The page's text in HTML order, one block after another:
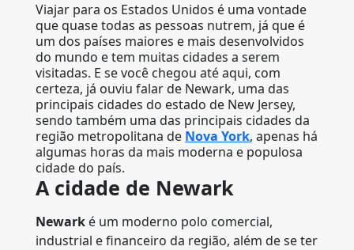
Viajar para os Estados Unidos é uma vontade
que quase todas as pessoas nutrem, já que é
um dos países maiores e mais desenvolvidos
do mundo e tem muitas cidades a serem
visitadas. E se você chegou até aqui, com
certeza, já ouviu falar de Newark, uma das
principais cidades do estado de New Jersey,
sendo também uma das principais cidades da
região metropolitana de Nova York, apenas há
algumas horas da mais moderna e populosa
cidade do país.
A cidade de Newark
Newark é um moderno polo comercial,
industrial e financeiro da região, além de se ter